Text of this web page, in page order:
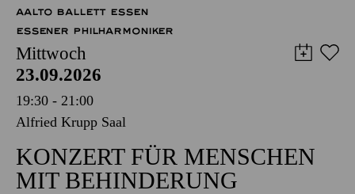
AALTO BALLETT ESSEN
ESSENER PHILHARMONIKER
Mittwoch
23.09.2026
19:30 - 21:00
Alfried Krupp Saal
KONZERT FÜR MENSCHEN
MIT BEHINDERUNG